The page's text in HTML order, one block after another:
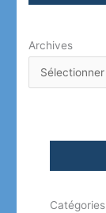
Archives
Catégories